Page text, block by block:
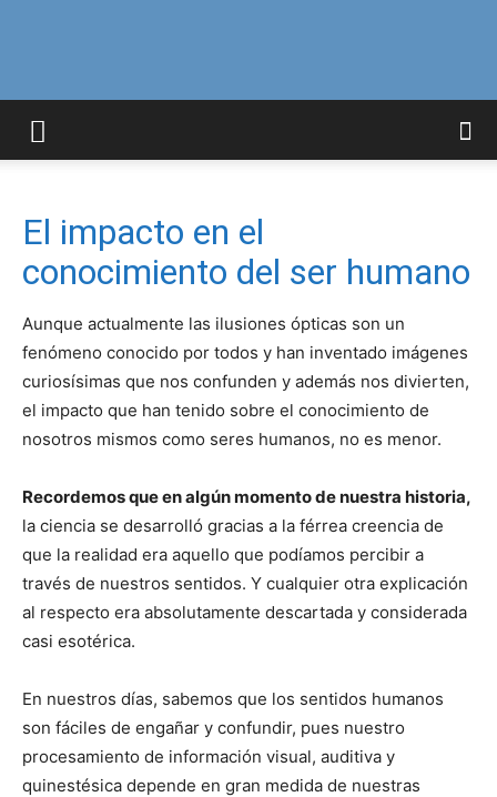
Curiosidades
Mundo
El impacto en el
conocimiento del ser humano
Aunque actualmente las ilusiones ópticas son un
fenómeno conocido por todos y han inventado imágenes
curiosísimas que nos confunden y además nos divierten,
el impacto que han tenido sobre el conocimiento de
nosotros mismos como seres humanos, no es menor.
Recordemos que en algún momento de nuestra historia,
la ciencia se desarrolló gracias a la férrea creencia de
que la realidad era aquello que podíamos percibir a
través de nuestros sentidos. Y cualquier otra explicación
al respecto era absolutamente descartada y considerada
casi esotérica.
En nuestros días, sabemos que los sentidos humanos
son fáciles de engañar y confundir, pues nuestro
procesamiento de información visual, auditiva y
quinestésica depende en gran medida de nuestras